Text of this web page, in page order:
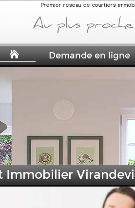
Immobilier
Premier réseau de courtiers
Demande en ligne